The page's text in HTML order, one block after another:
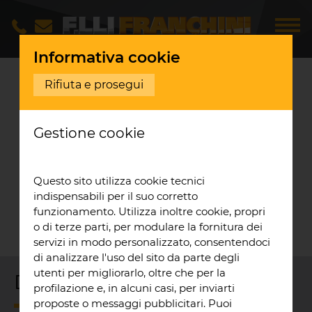
Opere realizzate
NUOVA PIT BUILDING
PRESSO MISANO
Completamento della nuova pit
building presso Misano World Circuit
Marco Simoncelli.
Descrizione del progetto
Informativa cookie
Rifiuta e prosegui
Gestione cookie
Questo sito utilizza cookie tecnici
indispensabili per il suo corretto
funzionamento. Utilizza inoltre cookie, propri
o di terze parti, per modulare la fornitura dei
servizi in modo personalizzato, consentendoci
di analizzare l'uso del sito da parte degli
utenti per migliorarlo, oltre che per la
profilazione e, in alcuni casi, per inviarti
proposte o messaggi pubblicitari. Puoi